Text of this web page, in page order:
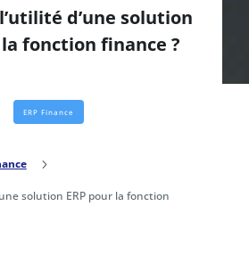
d’une solution
la fonction finance ?
ERP Finance
5
solution ERP pour la fonction